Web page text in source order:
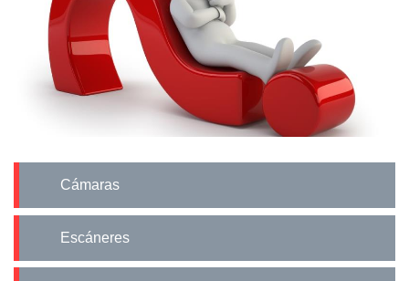
Cámaras
Escáneres